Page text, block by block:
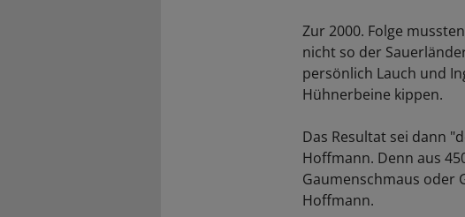
Zur 2000. Folge
nicht so der
persönlich Lauch und
Hühnerbeine kippen.
Das Resultat sei dann
Hoffmann. Denn aus
Gaumenschmaus oder
Hoffmann.